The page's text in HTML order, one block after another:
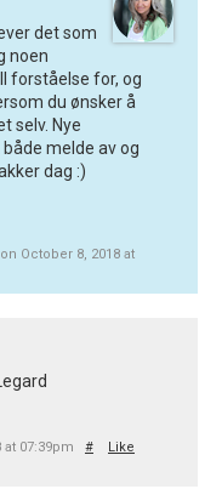
det som
noen
forståelse for, og
du ønsker å
selv. Nye
melde av og
dag :)
on October 8, 2018 at
at 07:39pm #
Like